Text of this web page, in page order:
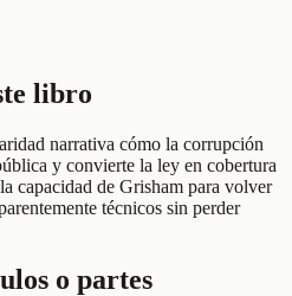
libro
narrativa cómo la corrupción
y convierte la ley en cobertura
capacidad de Grisham para volver
técnicos sin perder
o partes